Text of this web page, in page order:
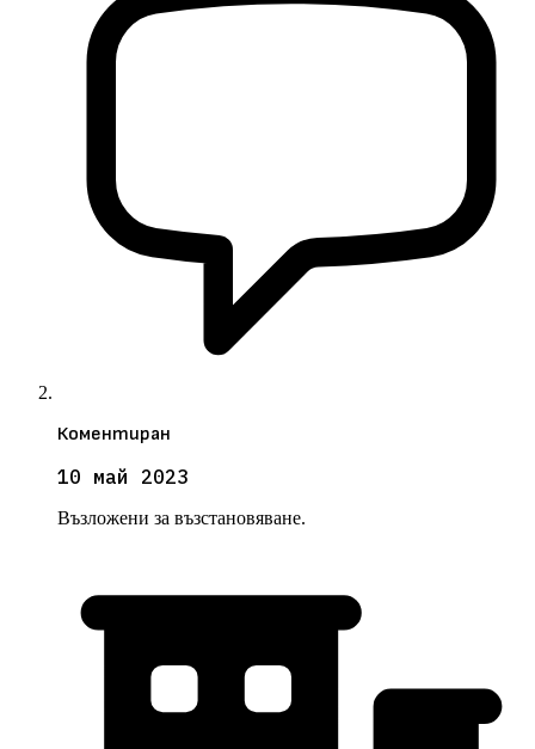
Коментиран
10 май 2023
Възложени за възстановяване.